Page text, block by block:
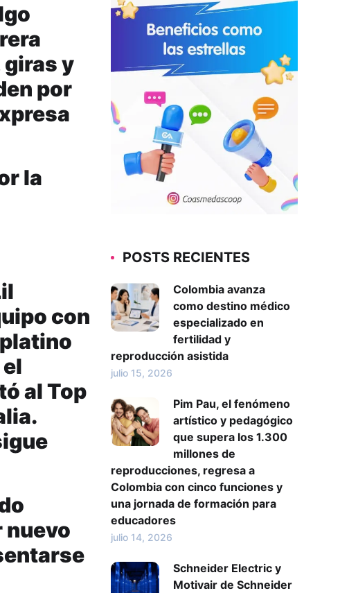
giras y
por
la
con
al Top
nuevo
POSTS RECIENTES
Colombia avanza
como destino médico
especializado en
fertilidad y
reproducción asistida
julio 15, 2026
Pim Pau, el fenómeno
artístico y pedagógico
que supera los 1.300
millones de
reproducciones, regresa a
Colombia con cinco funciones y
una jornada de formación para
educadores
julio 14, 2026
Schneider Electric y
Motivair de Schneider